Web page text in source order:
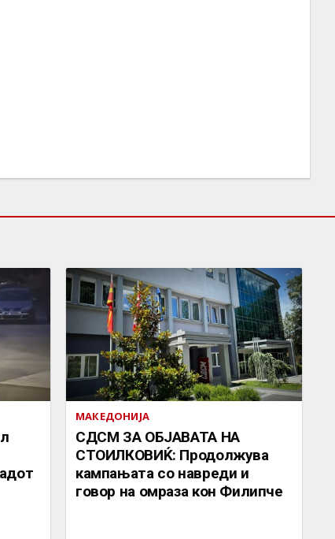
МАКЕДОНИЈА
СДСМ ЗА ОБЈАВАТА НА
СТОИЛКОВИЌ: Продолжува
кампањата со навреди и
говор на омраза кон Филипче